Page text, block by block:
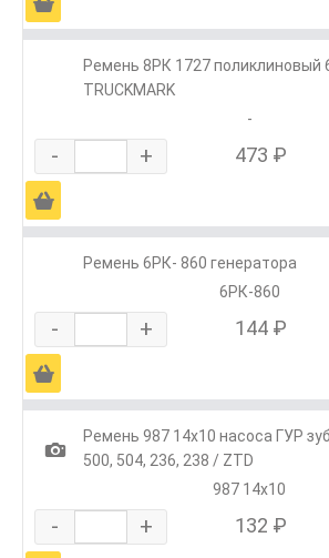
Ремень 8РК 1727 поликлиновый
TRUCKMARK
-
- + 473 ₽
Ä
Ремень 6РК- 860 генератора
6РК-860
- + 144 ₽
Ä
1
Ремень 987 14х10 насоса ГУР
500, 504, 236, 238 / ZTD
987 14х10
- + 132 ₽